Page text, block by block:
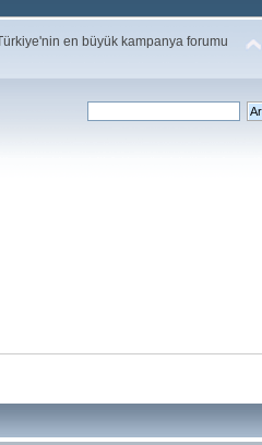
en büyük kampanya forumu